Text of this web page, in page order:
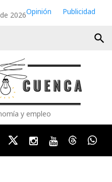
2026Opinión
Publicidad
search
y empleo
FacebookTwitterInstagram
YoutubeThreads